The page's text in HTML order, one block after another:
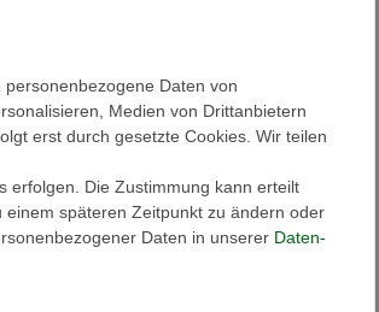
Daten von
Medien von Drittanbietern
erst durch gesetzte Cookies. Wir teilen
erfolgen. Die Zustimmung kann erteilt
späteren Zeitpunkt zu ändern oder
Daten in unserer Daten­